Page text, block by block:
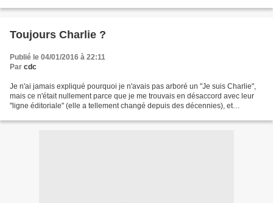
Toujours Charlie ?
Publié le 04/01/2016 à 22:11
Par cdc
Je n'ai jamais expliqué pourquoi je n'avais pas arboré un "Je suis Charlie",
mais ce n'était nullement parce que je me trouvais en désaccord avec leur
"ligne éditoriale" (elle a tellement changé depuis des décennies), et